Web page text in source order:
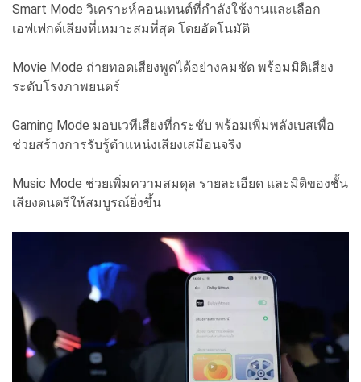
Smart Mode วิเคราะห์คอนเทนต์ที่กำลังใช้งานและเลือก
เอฟเฟกต์เสียงที่เหมาะสมที่สุด โดยอัตโนมัติ
Movie Mode ถ่ายทอดเสียงพูดได้อย่างคมชัด พร้อมมิติเสียง
ระดับโรงภาพยนตร์
Gaming Mode มอบเวทีเสียงที่กระชับ พร้อมเพิ่มพลังเบสเพื่อ
ช่วยสร้างการรับรู้ตำแหน่งเสียงเสมือนจริง
Music Mode ช่วยเพิ่มความสมดุล รายละเอียด และมิติของชั้น
เสียงดนตรีให้สมบูรณ์ยิ่งขึ้น